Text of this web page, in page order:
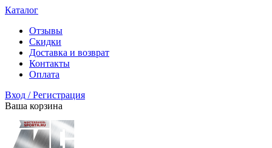
Каталог
Отзывы
Скидки
Доставка и возврат
Контакты
Оплата
Вход / Регистрация
Ваша корзина